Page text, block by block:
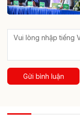
Gửi bình luận